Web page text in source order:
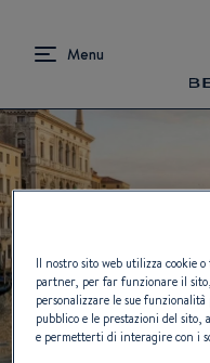
Il nostro sito web utilizza cookie
partner, per far funzionare il
personalizzare le sue
pubblico e le prestazioni del
e permetterti di interagire con i